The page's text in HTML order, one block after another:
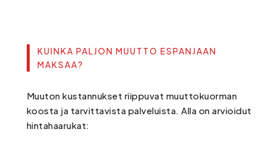
KUINKA PALJON MUUTTO ESPANJAAN
MAKSAA?
Muuton kustannukset riippuvat muuttokuorman
koosta ja tarvittavista palveluista. Alla on arvioidut
hintahaarukat: